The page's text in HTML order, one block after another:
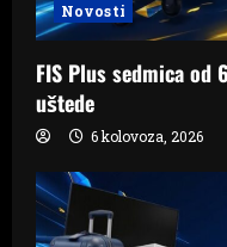
Novosti
FIS Plus sedmica od
uštede
6 kolovoza, 2026